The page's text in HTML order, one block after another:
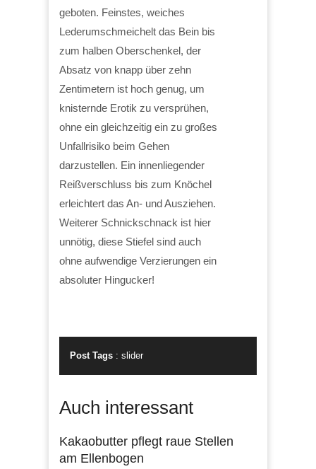
geboten. Feinstes, weiches
Lederumschmeichelt das Bein bis
zum halben Oberschenkel, der
Absatz von knapp über zehn
Zentimetern ist hoch genug, um
knisternde Erotik zu versprühen,
ohne ein gleichzeitig ein zu großes
Unfallrisiko beim Gehen
darzustellen. Ein innenliegender
Reißverschluss bis zum Knöchel
erleichtert das An- und Ausziehen.
Weiterer Schnickschnack ist hier
unnötig, diese Stiefel sind auch
ohne aufwendige Verzierungen ein
absoluter Hingucker!
Post Tags : slider
Auch interessant
Kakaobutter pflegt raue Stellen
am Ellenbogen